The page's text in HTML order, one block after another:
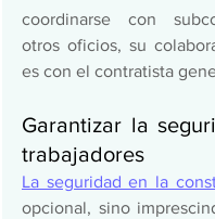
coordinarse con
otros oficios, su
es con el contratista
Garantizar la
trabajadores
La seguridad en la
opcional, sino